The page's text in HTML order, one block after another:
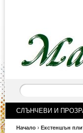
СЛЪНЧЕВИ И
Начало › Екстеншън